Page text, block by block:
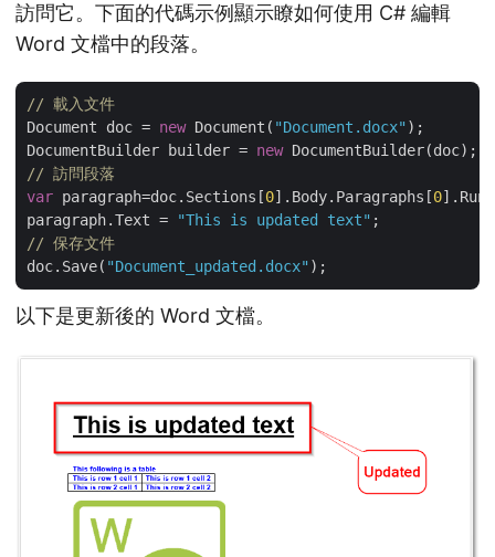
訪問它。下面的代碼示例顯示瞭如何使用 C# 編輯
Word 文檔中的段落。
// 載入文件
Document doc = new Document( "Document.docx" );
DocumentBuilder builder = new
// 訪問段落
var paragraph=doc.Sections[0].Body.Paragraphs[0
paragraph.Text =
"This is updated text"
// 保存文件
doc.Save( "Document_updated.docx"
以下是更新後的 Word 文檔。